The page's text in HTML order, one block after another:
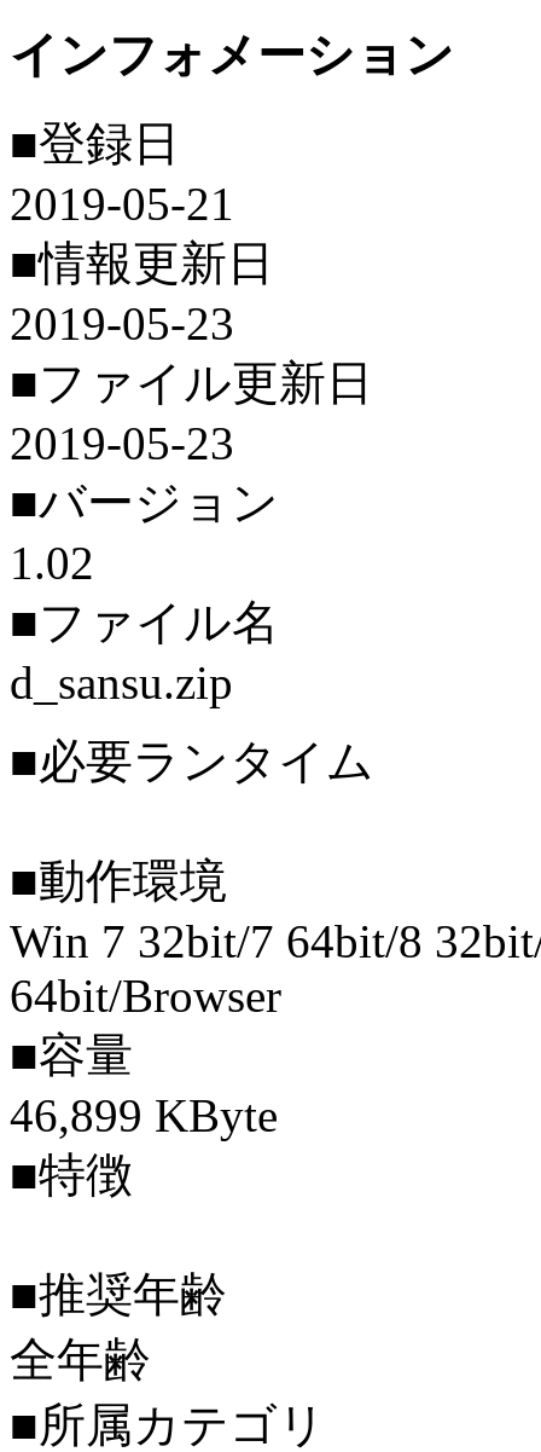
インフォメーション
■登録日
2019-05-21
■情報更新日
2019-05-23
■ファイル更新日
2019-05-23
■バージョン
1.02
■ファイル名
d_sansu.zip
■必要ランタイム
■動作環境
Win 7 32bit/7 64bit/8
64bit/Browser
■容量
46,899 KByte
■特徴
■推奨年齢
全年齢
■所属カテゴリ